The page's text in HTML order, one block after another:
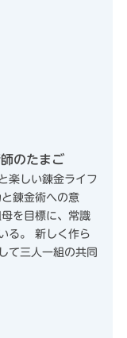
のたまご
楽しい錬金ライフ
錬金術への意
を目標に、常識
る。 新しく作ら
て三人一組の共同